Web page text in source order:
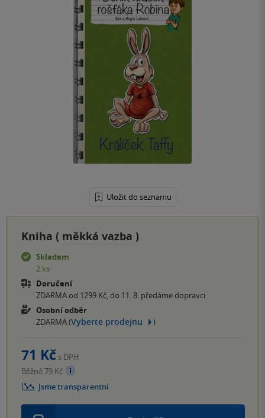
Uložit do seznamu
Kniha ( měkká vazba )
Skladem
2 ks
Doručení
ZDARMA od 1299 Kč, do 11. 8. předáme dopravci
Osobní odběr
ZDARMA (Vyberte prodejnu )
71 Kč s DPH
Běžně 79 Kč
Jsme transparentní